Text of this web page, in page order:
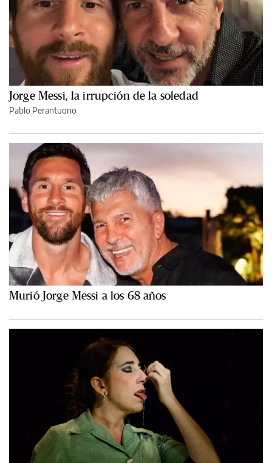
Jorge Messi, la irrupción de la soledad
Pablo Perantuono
Murió Jorge Messi a los 68 años